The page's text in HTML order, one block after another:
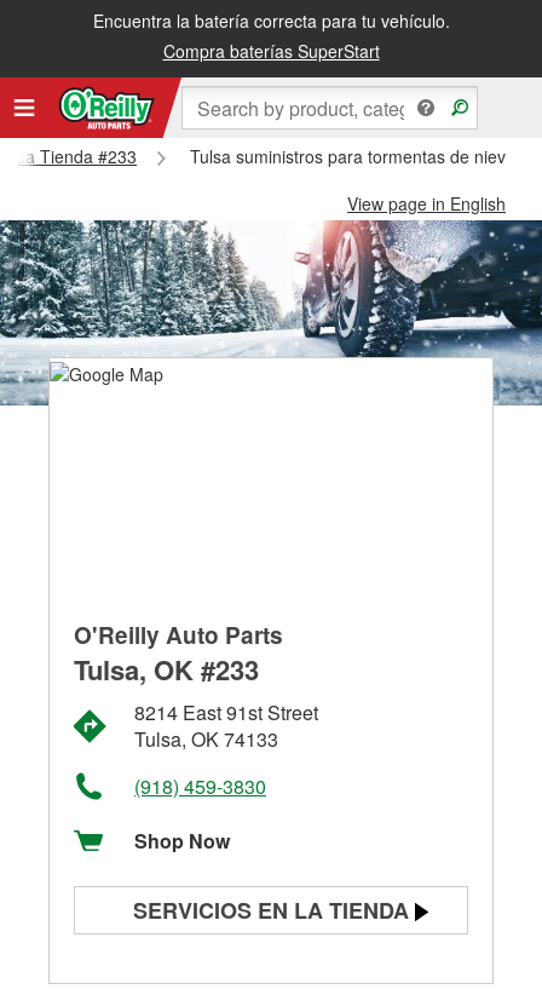
Encuentra la batería correcta para tu vehículo.
Compra baterías SuperStart
Tienda #233
Tulsa suministros para tormentas de nieve -
View page in English
O'Reilly Auto Parts
Tulsa, OK #233
8214 East 91st Street
Tulsa, OK 74133
(918) 459-3830
Shop Now
SERVICIOS EN LA TIENDA